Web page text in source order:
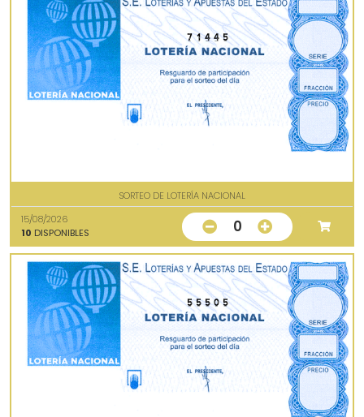
71445
SORTEO DE LOTERÍA NACIONAL
15/08/2026
10 DISPONIBLES 0
55505